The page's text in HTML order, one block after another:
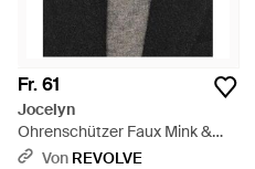
Fr. 61
Jocelyn
Ohrenschützer Faux Mink &
Leather - Schwarz
Von REVOLVE